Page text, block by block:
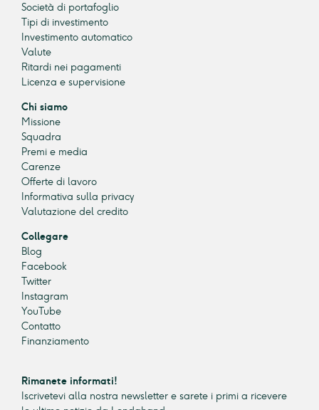
Società di portafoglio
Tipi di investimento
Investimento automatico
Valute
Ritardi nei pagamenti
Licenza e supervisione
Chi siamo
Missione
Squadra
Premi e media
Carenze
Offerte di lavoro
Informativa sulla privacy
Valutazione del credito
Collegare
Blog
Facebook
Twitter
Instagram
YouTube
Contatto
Finanziamento
Rimanete informati!
Iscrivetevi alla nostra newsletter e sarete i primi a ricevere